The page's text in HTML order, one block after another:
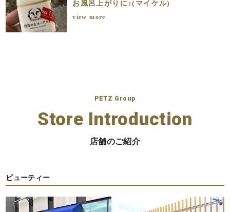
お風呂上がりに♪(マイケル)
view more
PETZ Group
Store Introduction
店舗のご紹介
ビューティー